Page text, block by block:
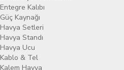
Entegre Kalıbı
Güç Kaynağı
Havya Setleri
Havya Standı
Havya Ucu
Kablo & Tel
Kalem Havya